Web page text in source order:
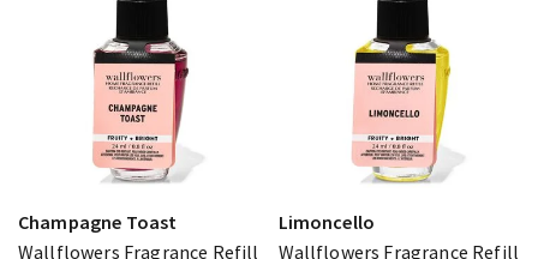
Champagne Toast
Wallflowers Fragrance Refill
Limoncello
Wallflowers Fragrance Refill